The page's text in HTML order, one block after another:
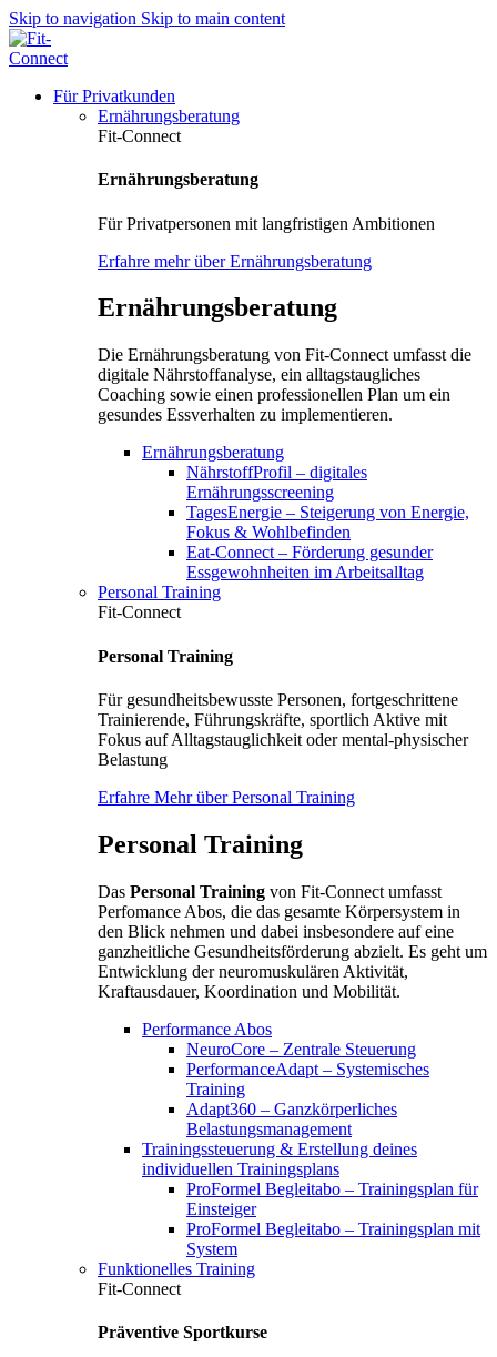
Skip to navigation Skip to main content
Für Privatkunden
Ernährungsberatung
Fit-Connect
Ernährungsberatung
Für Privatpersonen mit langfristigen Ambitionen
Erfahre mehr über Ernährungsberatung
Ernährungsberatung
Die Ernährungsberatung von Fit-Connect umfasst die
digitale Nährstoffanalyse, ein alltagstaugliches
Coaching sowie einen professionellen Plan um ein
gesundes Essverhalten zu implementieren.
Ernährungsberatung
NährstoffProfil – digitales
Ernährungsscreening
TagesEnergie – Steigerung von Energie,
Fokus & Wohlbefinden
Eat-Connect – Förderung gesunder
Essgewohnheiten im Arbeitsalltag
Personal Training
Fit-Connect
Personal Training
Für gesundheitsbewusste Personen, fortgeschrittene
Trainierende, Führungskräfte, sportlich Aktive mit
Fokus auf Alltagstauglichkeit oder mental-physischer
Belastung
Erfahre Mehr über Personal Training
Personal Training
Das Personal Training von Fit-Connect umfasst
Perfomance Abos, die das gesamte Körpersystem in
den Blick nehmen und dabei insbesondere auf eine
ganzheitliche Gesundheitsförderung abzielt. Es geht um
Entwicklung der neuromuskulären Aktivität,
Kraftausdauer, Koordination und Mobilität.
Performance Abos
NeuroCore – Zentrale Steuerung
PerformanceAdapt – Systemisches
Training
Adapt360 – Ganzkörperliches
Belastungsmanagement
Trainingssteuerung & Erstellung deines
individuellen Trainingsplans
ProFormel Begleitabo – Trainingsplan für
Einsteiger
ProFormel Begleitabo – Trainingsplan mit
System
Funktionelles Training
Fit-Connect
Präventive Sportkurse